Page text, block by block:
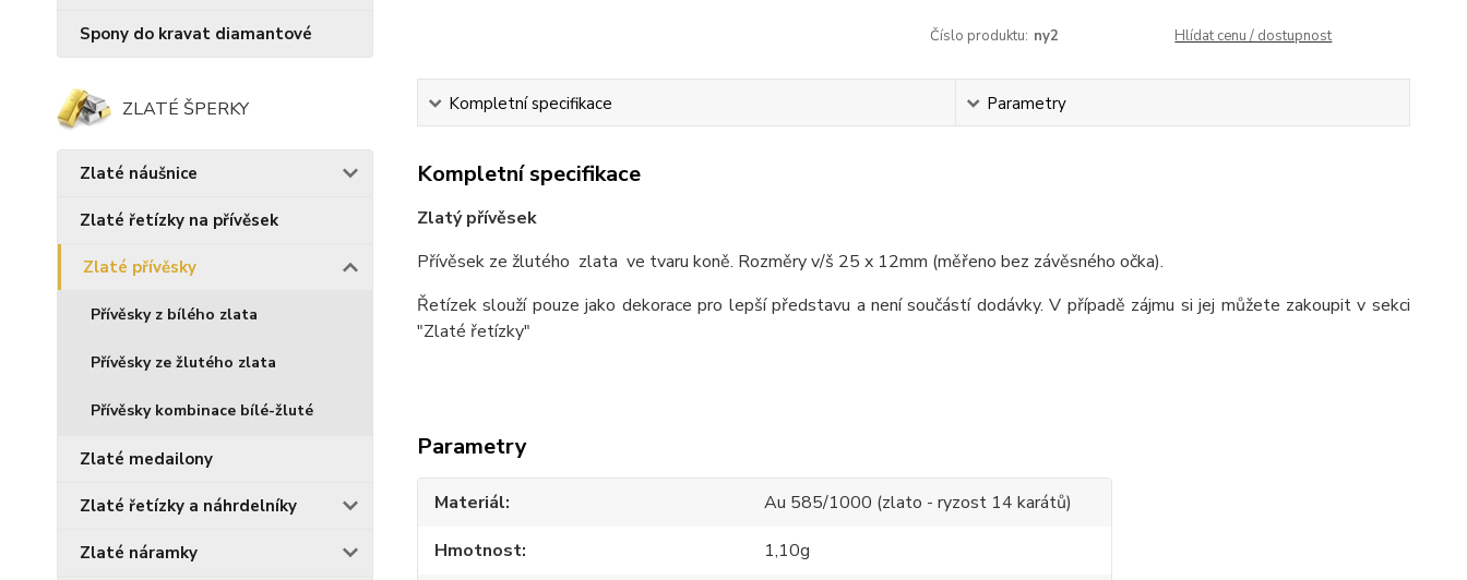
Spony do kravat diamantové
ZLATÉ ŠPERKY
Zlaté náušnice
Zlaté řetízky na přívěsek
Zlaté přívěsky
Přívěsky z bílého zlata
Přívěsky ze žlutého zlata
Přívěsky kombinace bílé-žluté
Zlaté medailony
Zlaté řetízky a náhrdelníky
Zlaté náramky
Číslo produktu: ny2 Hlídat cenu / dostupnost
Kompletní specifikace Parametry
Kompletní specifikace
Zlatý přívěsek
Přívěsek ze žlutého zlata ve tvaru koně. Rozměry v/š 25 x 12mm (měřeno bez závěsného očka).
Řetízek slouží pouze jako dekorace pro lepší představu a není součástí dodávky. V případě zájmu si jej můžete zakoupit v sekci
"Zlaté řetízky"
Parametry
Materiál
Au 585/1000 (zlato - ryzost 14 karátů)
Hmotnost
1,10g